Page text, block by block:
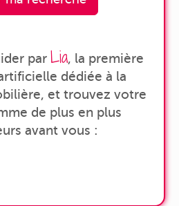
par Lia, la première
dédiée à la
et trouvez votre
de plus en plus
avant vous :